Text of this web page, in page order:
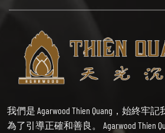
我們是 Agarwood Thien Quang，始終牢
為了引導正確和善良。 Agarwood Thien